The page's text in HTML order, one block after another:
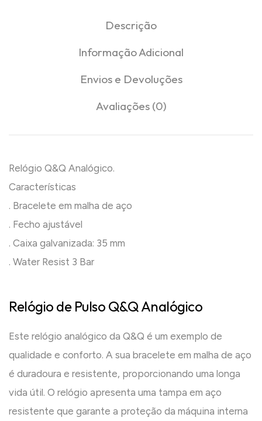
Descrição
Informação Adicional
Envios e Devoluções
Avaliações (0)
Relógio Q&Q Analógico.
Características
. Bracelete em malha de aço
. Fecho ajustável
. Caixa galvanizada: 35 mm
. Water Resist 3 Bar
Relógio de Pulso Q&Q Analógico
Este relógio analógico da Q&Q é um exemplo de
qualidade e conforto. A sua bracelete em malha de aço
é duradoura e resistente, proporcionando uma longa
vida útil. O relógio apresenta uma tampa em aço
resistente que garante a proteção da máquina interna